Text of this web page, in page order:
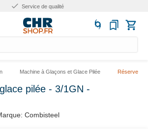
Service de qualité
Machine à Glaçons et Glace Pilée Réserve
pilée - 3/1GN -
Combisteel